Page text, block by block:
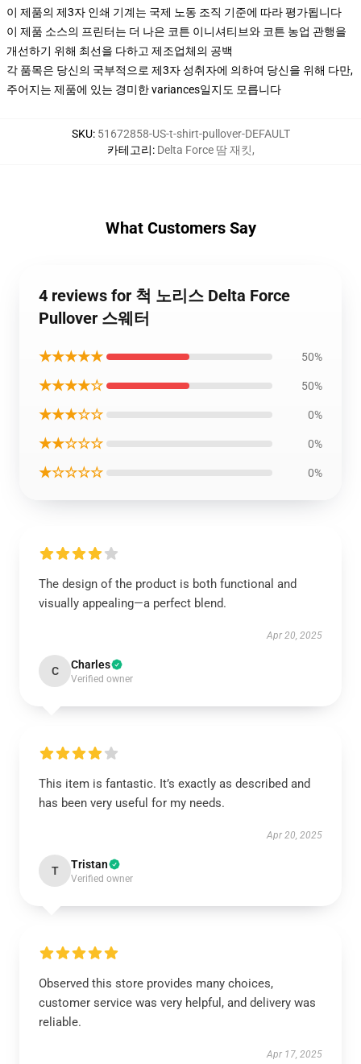
이 제품의 제3자 인쇄 기계는 국제 노동 조직 기준에 따라 평가됩니다
이 제품 소스의 프린터는 더 나은 코튼 이니셔티브와 코튼 농업 관행을
개선하기 위해 최선을 다하고 제조업체의 공백
각 품목은 당신의 국부적으로 제3자 성취자에 의하여 당신을 위해 다만,
주어지는 제품에 있는 경미한 variances일지도 모릅니다
SKU: 51672858-US-t-shirt-pullover-DEFAULT
카테고리: Delta Force 땀 재킷,
What Customers Say
4 reviews for 척 노리스 Delta Force
Pullover 스웨터
★★★★★ 50%
★★★★☆ 50%
★★★☆☆ 0%
★★☆☆☆ 0%
★☆☆☆☆ 0%
The design of the product is both functional and
visually appealing—a perfect blend.
Apr 20, 2025
C Charles
Verified owner
This item is fantastic. It’s exactly as described and
has been very useful for my needs.
Apr 20, 2025
T Tristan
Verified owner
Observed this store provides many choices,
customer service was very helpful, and delivery was
reliable.
Apr 17, 2025